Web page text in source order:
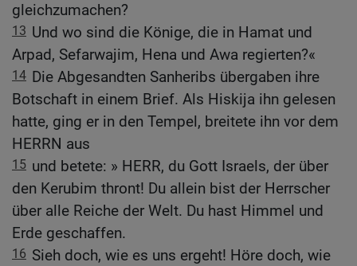
gleichzumachen?
13 Und wo sind die Könige, die in Hamat und
Arpad, Sefarwajim, Hena und Awa regierten?«
14 Die Abgesandten Sanheribs übergaben ihre
Botschaft in einem Brief. Als Hiskija ihn gelesen
hatte, ging er in den Tempel, breitete ihn vor dem
HERRN aus
15 und betete: » HERR, du Gott Israels, der über
den Kerubim thront! Du allein bist der Herrscher
über alle Reiche der Welt. Du hast Himmel und
Erde geschaffen.
16 Sieh doch, wie es uns ergeht! Höre doch, wie